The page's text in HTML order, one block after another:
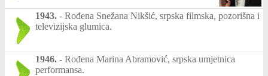
1943. - Rođena Snežana Nikšić, srpska filmska, pozorišna i
televizijska glumica.
1946. - Rođena Marina Abramović, srpska umjetnica
performansa.